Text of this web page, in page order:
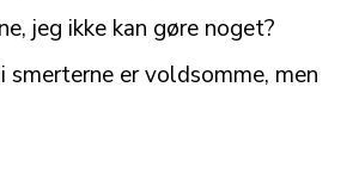
jeg ikke kan gøre noget?
smerterne er voldsomme, men